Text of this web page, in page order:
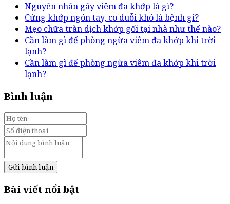
Nguyên nhân gây viêm đa khớp là gì?
Cứng khớp ngón tay, co duỗi khó là bệnh gì?
Mẹo chữa tràn dịch khớp gối tại nhà như thế nào?
Cần làm gì để phòng ngừa viêm đa khớp khi trời
lạnh?
Cần làm gì để phòng ngừa viêm đa khớp khi trời
lạnh?
Bình luận
Gửi bình luận
Bài viết nổi bật